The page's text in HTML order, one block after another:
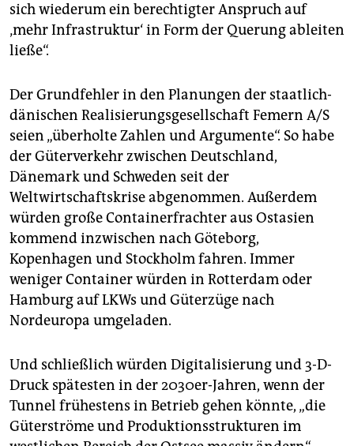
sich wiederum ein berechtigter Anspruch auf
‚mehr Infrastruktur‘ in Form der Querung ableiten
ließe“.
Der Grundfehler in den Planungen der staatlich-
dänischen Realisierungsgesellschaft Femern A/S
seien „überholte Zahlen und Argumente“. So habe
der Güterverkehr zwischen Deutschland,
Dänemark und Schweden seit der
Weltwirtschaftskrise abgenommen. Außerdem
würden große Containerfrachter aus Ostasien
kommend inzwischen nach Göteborg,
Kopenhagen und Stockholm fahren. Immer
weniger Container würden in Rotterdam oder
Hamburg auf LKWs und Güterzüge nach
Nordeuropa umgeladen.
Und schließlich würden Digitalisierung und 3-D-
Druck spätesten in der 2030er-Jahren, wenn der
Tunnel frühestens in Betrieb gehen könnte, „die
Güterströme und Produktionsstrukturen im